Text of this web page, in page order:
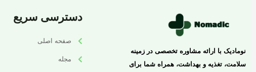
نومادیک با ارائه مشاوره تخصصی در زمینه
سلامت، تغذیه و بهداشت، همراه شما برای
دسترسی سریع
صفحه اصلی
مجله